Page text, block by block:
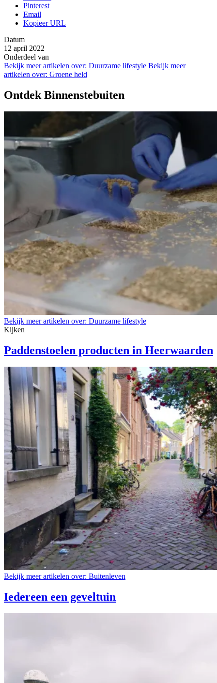
Pinterest
Email
Kopieer URL
Datum
12 april 2022
Onderdeel van
Bekijk meer artikelen over: Duurzame lifestyle Bekijk meer
artikelen over: Groene held
Ontdek Binnenstebuiten
Bekijk meer artikelen over: Duurzame lifestyle
Kijken
Paddenstoelen producten in Heerwaarden
Bekijk meer artikelen over: Buitenleven
Iedereen een geveltuin